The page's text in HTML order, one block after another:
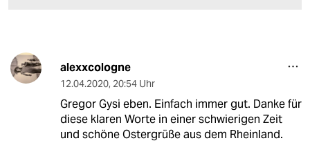
alexxcologne
12.04.2020, 20:54 Uhr
Gregor Gysi eben. Einfach immer gut. Danke für
diese klaren Worte in einer schwierigen Zeit
und schöne Ostergrüße aus dem Rheinland.